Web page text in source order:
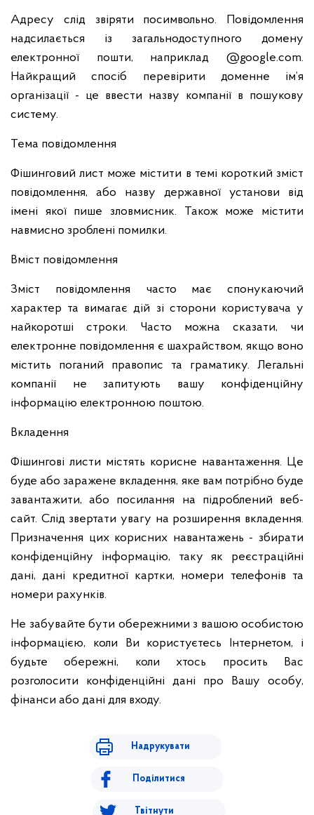
Адресу слід звіряти посимвольно. Повідомлення
надсилається із загальнодоступного домену
електронної пошти, наприклад @google.com.
Найкращий спосіб перевірити доменне ім’я
організації - це ввести назву компанії в пошукову
систему.
Тема повідомлення
Фішинговий лист може містити в темі короткий зміст
повідомлення, або назву державної установи від
імені якої пише зловмисник. Також може містити
навмисно зроблені помилки.
Вміст повідомлення
Зміст повідомлення часто має спонукаючий
характер та вимагає дій зі сторони користувача у
найкоротші строки. Часто можна сказати, чи
електронне повідомлення є шахрайством, якщо воно
містить поганий правопис та граматику. Легальні
компанії не запитують вашу конфіденційну
інформацію електронною поштою.
Вкладення
Фішингові листи містять корисне навантаження. Це
буде або заражене вкладення, яке вам потрібно буде
завантажити, або посилання на підроблений веб-
сайт. Слід звертати увагу на розширення вкладення.
Призначення цих корисних навантажень - збирати
конфіденційну інформацію, таку як реєстраційні
дані, дані кредитної картки, номери телефонів та
номери рахунків.
Не забувайте бути обережними з вашою особистою
інформацією, коли Ви користуєтесь Інтернетом, і
будьте обережні, коли хтось просить Вас
розголосити конфіденційні дані про Вашу особу,
фінанси або дані для входу.
Надрукувати
Поділитися
Твітнути